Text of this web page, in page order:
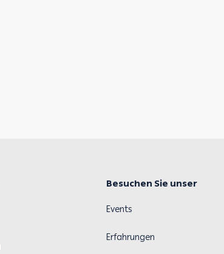
Besuchen Sie unser
Events
Erfahrungen